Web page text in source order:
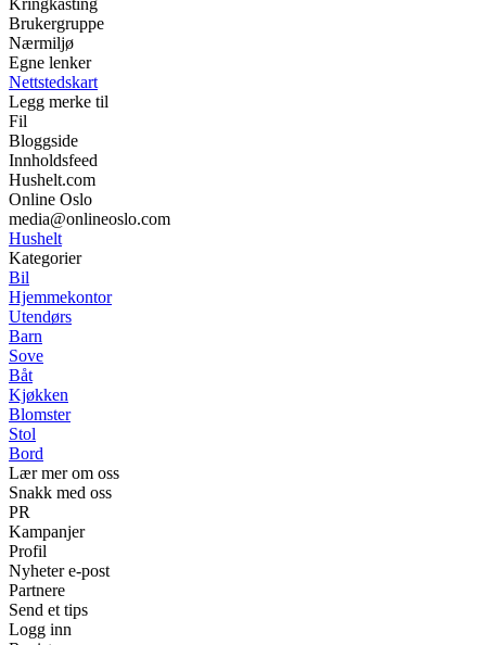
Kringkasting
Brukergruppe
Nærmiljø
Egne lenker
Nettstedskart
Legg merke til
Fil
Bloggside
Innholdsfeed
Hushelt.com
Online Oslo
media@onlineoslo.com
Hushelt
Kategorier
Bil
Hjemmekontor
Utendørs
Barn
Sove
Båt
Kjøkken
Blomster
Stol
Bord
Lær mer om oss
Snakk med oss
PR
Kampanjer
Profil
Nyheter e-post
Partnere
Send et tips
Logg inn